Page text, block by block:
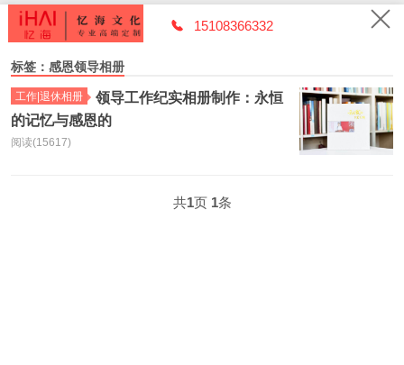
15108366332
标签：感恩领导相册
工作|退休相册
领导工作纪实相册制作：永恒
的记忆与感恩的
阅读(15617)
共1页 1条